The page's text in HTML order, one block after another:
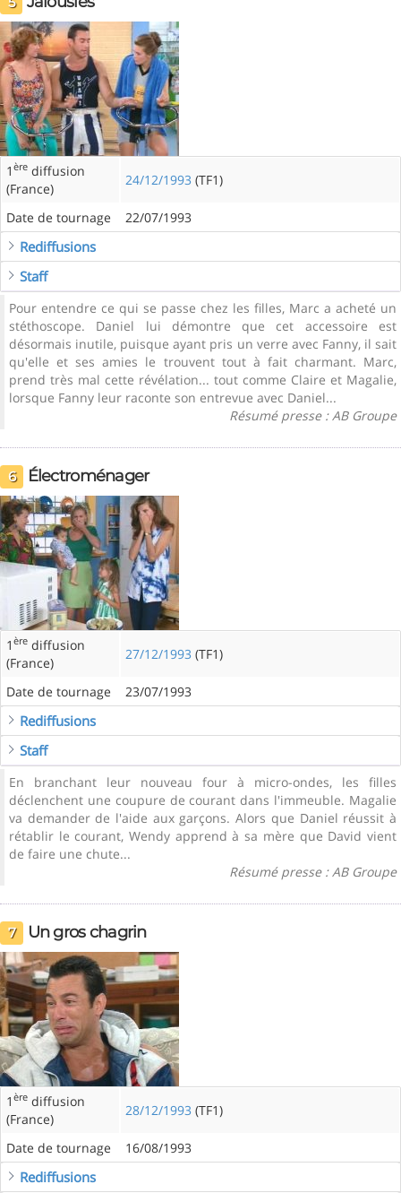
1 ère diffusion
(France)
24/12/1993 (TF1)
Date de tournage 22/07/1993
Rediffusions
Staff
Pour entendre ce qui se passe chez les filles, Marc a acheté un
stéthoscope. Daniel lui démontre que cet accessoire est
désormais inutile, puisque ayant pris un verre avec Fanny, il sait
qu'elle et ses amies le trouvent tout à fait charmant. Marc,
prend très mal cette révélation... tout comme Claire et Magalie,
lorsque Fanny leur raconte son entrevue avec Daniel...
Résumé presse : AB Groupe
6 Électroménager
1 ère diffusion
(France)
27/12/1993 (TF1)
Date de tournage 23/07/1993
Rediffusions
Staff
En branchant leur nouveau four à micro-ondes, les filles
déclenchent une coupure de courant dans l'immeuble. Magalie
va demander de l'aide aux garçons. Alors que Daniel réussit à
rétablir le courant, Wendy apprend à sa mère que David vient
de faire une chute...
Résumé presse : AB Groupe
7 Un gros chagrin
1 ère diffusion
(France)
28/12/1993 (TF1)
Date de tournage 16/08/1993
Rediffusions